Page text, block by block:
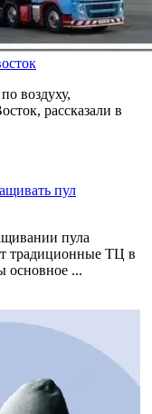
воздуху,
рассказали в
пул
пула
традиционные ТЦ в
основное ...